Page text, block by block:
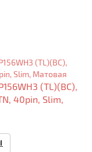
(TL)(BC),
40pin, Slim,